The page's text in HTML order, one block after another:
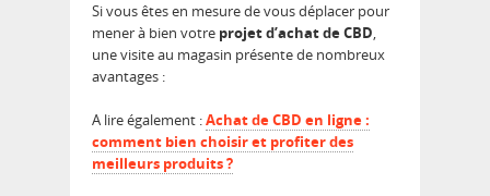
Si vous êtes en mesure de vous déplacer pour
mener à bien votre projet d’achat de CBD,
une visite au magasin présente de nombreux
avantages :
A lire également :Achat de CBD en ligne :
comment bien choisir et profiter des
meilleurs produits ?